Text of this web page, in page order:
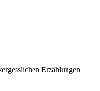
Erzählungen